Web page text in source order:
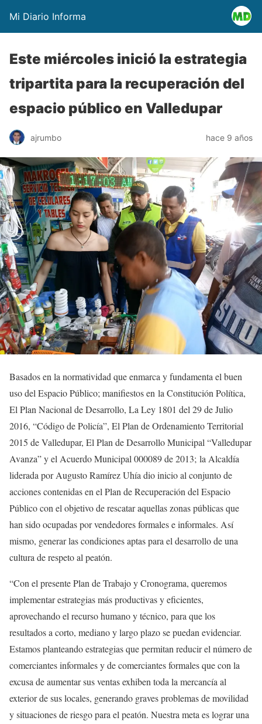
Mi Diario Informa
Este miércoles inició la estrategia
tripartita para la recuperación del
espacio público en Valledupar
ajrumbo hace 9 años
Basados en la normatividad que enmarca y fundamenta el buen
uso del Espacio Público; manifiestos en la Constitución Política,
El Plan Nacional de Desarrollo, La Ley 1801 del 29 de Julio
2016, “Código de Policía”, El Plan de Ordenamiento Territorial
2015 de Valledupar, El Plan de Desarrollo Municipal “Valledupar
Avanza” y el Acuerdo Municipal 000089 de 2013; la Alcaldía
liderada por Augusto Ramírez Uhía dio inicio al conjunto de
acciones contenidas en el Plan de Recuperación del Espacio
Público con el objetivo de rescatar aquellas zonas públicas que
han sido ocupadas por vendedores formales e informales. Así
mismo, generar las condiciones aptas para el desarrollo de una
cultura de respeto al peatón.
“Con el presente Plan de Trabajo y Cronograma, queremos
implementar estrategias más productivas y eficientes,
aprovechando el recurso humano y técnico, para que los
resultados a corto, mediano y largo plazo se puedan evidenciar.
Estamos planteando estrategias que permitan reducir el número de
comerciantes informales y de comerciantes formales que con la
excusa de aumentar sus ventas exhiben toda la mercancía al
exterior de sus locales, generando graves problemas de movilidad
y situaciones de riesgo para el peatón. Nuestra meta es lograr una